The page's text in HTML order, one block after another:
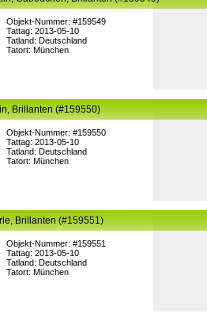
Objekt-Nummer: #159549
Tattag: 2013-05-10
Tatland: Deutschland
Tatort: München
Objekt-Nummer: #159550
Tattag: 2013-05-10
Tatland: Deutschland
Tatort: München
Brillanten (#159550)
Objekt-Nummer: #159551
Tattag: 2013-05-10
Tatland: Deutschland
Tatort: München
Brillanten (#159551)